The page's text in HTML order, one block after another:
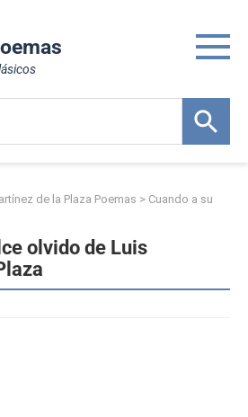
de la Plaza Poemas > Cuando a su
olvido de Luis